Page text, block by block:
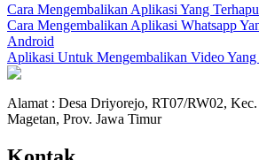
Cara Mengembalikan Aplikasi Yang
Cara Mengembalikan Aplikasi Whatsapp
Android
Aplikasi Untuk Mengembalikan Video Yang
Alamat : Desa Driyorejo, RT07/RW02,
Magetan, Prov. Jawa Timur